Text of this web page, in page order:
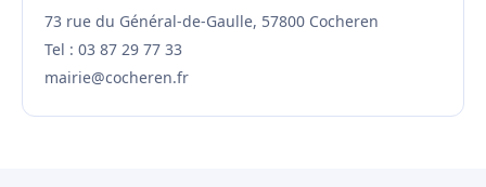
73 rue du Général-de-Gaulle, 57800 Cocheren
Tel : 03 87 29 77 33
mairie@cocheren.fr